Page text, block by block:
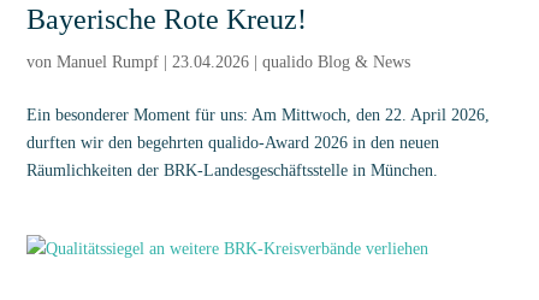
Bayerische Rote Kreuz!
vonManuel Rumpf |23.04.2026 |qualido Blog & News
Ein besonderer Moment für uns: Am Mittwoch, den 22. April 2026,
durften wir den begehrten qualido-Award 2026 in den neuen
Räumlichkeiten der BRK-Landesgeschäftsstelle in München.